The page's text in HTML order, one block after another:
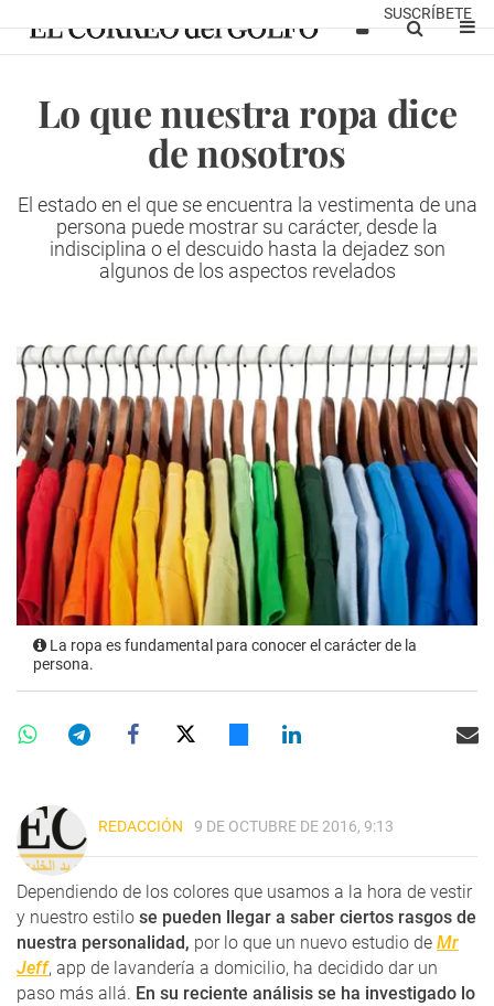
SUSCRÍBETE
Lo que nuestra ropa dice
de nosotros
El estado en el que se encuentra la vestimenta de una
persona puede mostrar su carácter, desde la
indisciplina o el descuido hasta la dejadez son
algunos de los aspectos revelados
La ropa es fundamental para conocer el carácter de la
persona.
REDACCIÓN 9 DE OCTUBRE DE 2016, 9:13
Dependiendo de los colores que usamos a la hora de vestir
y nuestro estilo se pueden llegar a saber ciertos rasgos de
nuestra personalidad, por lo que un nuevo estudio de Mr
Jeff, app de lavandería a domicilio, ha decidido dar un
paso más allá. En su reciente análisis se ha investigado lo